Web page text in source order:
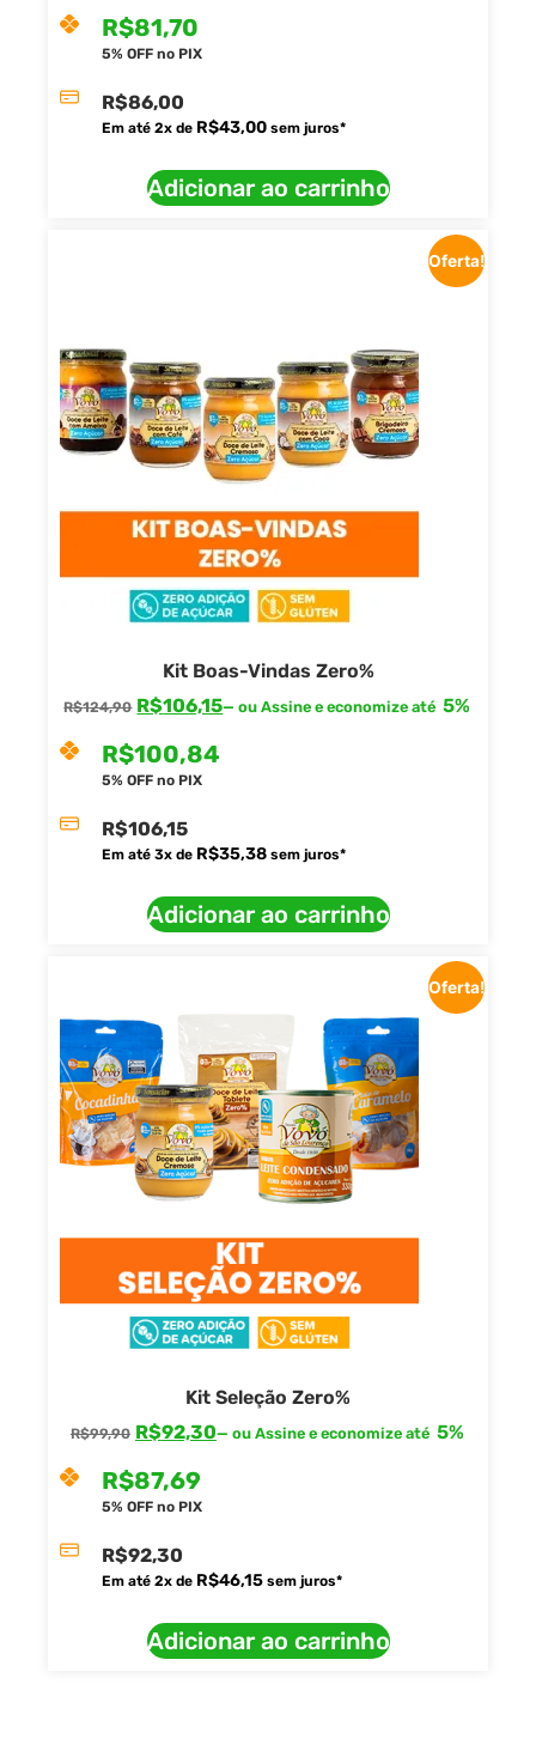
R$81,70
5% OFF no PIX
R$86,00
Em até 2x de R$43,00 sem juros*
Adicionar ao carrinho
Oferta!
Kit Boas-Vindas Zero%
R$124,90 R$106,15— ou Assine e economize até 5%
R$100,84
5% OFF no PIX
R$106,15
Em até 3x de R$35,38 sem juros*
Adicionar ao carrinho
Oferta!
Kit Seleção Zero%
R$99,90 R$92,30— ou Assine e economize até 5%
R$87,69
5% OFF no PIX
R$92,30
Em até 2x de R$46,15 sem juros*
Adicionar ao carrinho